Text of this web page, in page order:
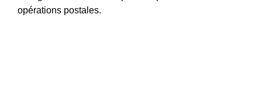
opérations postales.